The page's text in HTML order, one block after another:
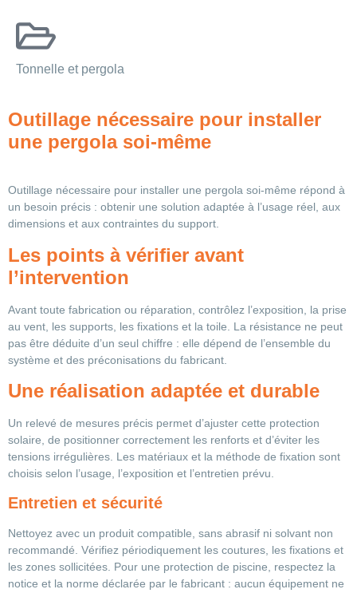
Tonnelle et pergola
Outillage nécessaire pour installer
une pergola soi-même
Outillage nécessaire pour installer une pergola soi-même répond à
un besoin précis : obtenir une solution adaptée à l’usage réel, aux
dimensions et aux contraintes du support.
Les points à vérifier avant
l’intervention
Avant toute fabrication ou réparation, contrôlez l’exposition, la prise
au vent, les supports, les fixations et la toile. La résistance ne peut
pas être déduite d’un seul chiffre : elle dépend de l’ensemble du
système et des préconisations du fabricant.
Une réalisation adaptée et durable
Un relevé de mesures précis permet d’ajuster cette protection
solaire, de positionner correctement les renforts et d’éviter les
tensions irrégulières. Les matériaux et la méthode de fixation sont
choisis selon l’usage, l’exposition et l’entretien prévu.
Entretien et sécurité
Nettoyez avec un produit compatible, sans abrasif ni solvant non
recommandé. Vérifiez périodiquement les coutures, les fixations et
les zones sollicitées. Pour une protection de piscine, respectez la
notice et la norme déclarée par le fabricant : aucun équipement ne